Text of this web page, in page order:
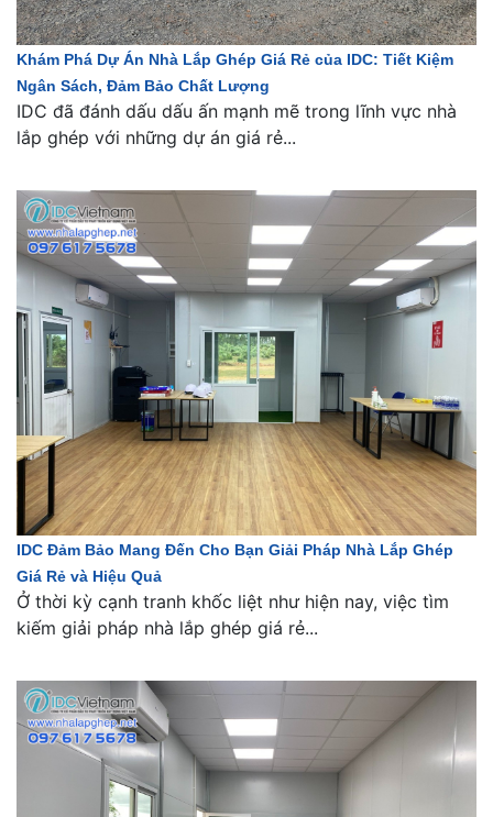
Khám Phá Dự Án Nhà Lắp Ghép Giá Rẻ của IDC: Tiết Kiệm
Ngân Sách, Đảm Bảo Chất Lượng
IDC đã đánh dấu dấu ấn mạnh mẽ trong lĩnh vực nhà
lắp ghép với những dự án giá rẻ...
IDC Đảm Bảo Mang Đến Cho Bạn Giải Pháp Nhà Lắp Ghép
Giá Rẻ và Hiệu Quả
Ở thời kỳ cạnh tranh khốc liệt như hiện nay, việc tìm
kiếm giải pháp nhà lắp ghép giá rẻ...